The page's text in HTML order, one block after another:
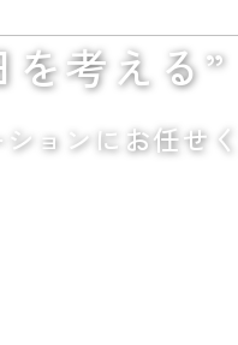
を考える”
ョンにお任せく